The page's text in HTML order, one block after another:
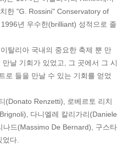
한 "G. Rossini" Conservatory of
년 우수한(brilliant) 성적으로 졸
탈리아 국내의 중요한 축제 뿐 만
날 기회가 있었고, 그 곳에서 그 시
로 들을 만날 수 있는 기회를 얻었
(Donato Renzetti), 로베르토 리치
다니엘레 칼리가리(Daniele
나드(Massimo De Bernard), 구스타
었다.